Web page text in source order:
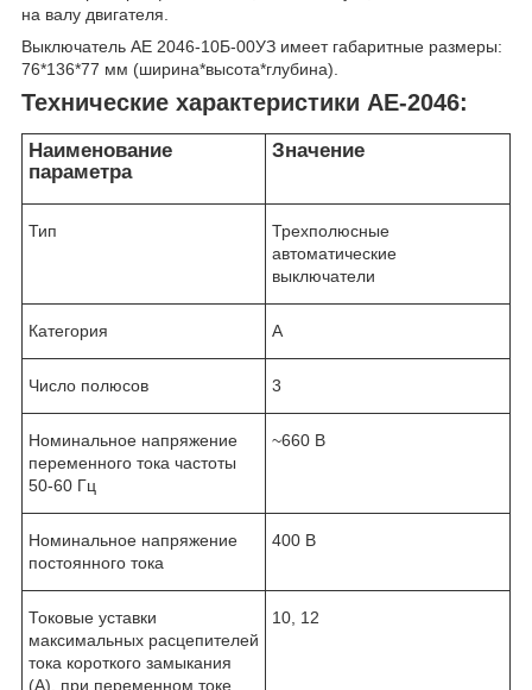
на валу двигателя.
Выключатель АЕ 2046-10Б-00УЗ имеет габаритные размеры:
76*136*77 мм (ширина*высота*глубина).
Технические характеристики АЕ-2046:
Наименование
параметра
Значение
Тип
Трехполюсные
автоматические
выключатели
Категория А
Число полюсов 3
Номинальное напряжение
переменного тока частоты
50-60 Гц
~660 В
Номинальное напряжение
постоянного тока
400 В
Токовые уставки
максимальных расцепителей
тока короткого замыкания
(А), при переменном токе
10, 12